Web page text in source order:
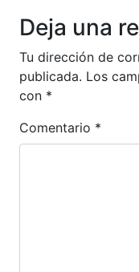
Deja una
Tu dirección de
publicada. Los
con *
Comentario *